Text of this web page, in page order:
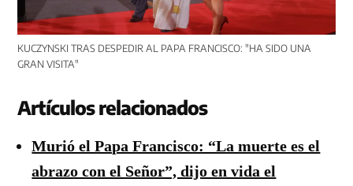
KUCZYNSKI TRAS DESPEDIR AL PAPA FRANCISCO: "HA SIDO UNA
GRAN VISITA"
Artículos relacionados
Murió el Papa Francisco: “La muerte es el
abrazo con el Señor”, dijo en vida el